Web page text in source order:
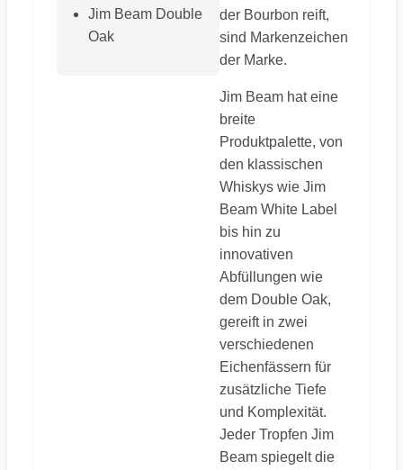
Jim Beam Double
Oak
der Bourbon reift,
sind Markenzeichen
der Marke.
Jim Beam hat eine
breite
Produktpalette, von
den klassischen
Whiskys wie Jim
Beam White Label
bis hin zu
innovativen
Abfüllungen wie
dem Double Oak,
gereift in zwei
verschiedenen
Eichenfässern für
zusätzliche Tiefe
und Komplexität.
Jeder Tropfen Jim
Beam spiegelt die